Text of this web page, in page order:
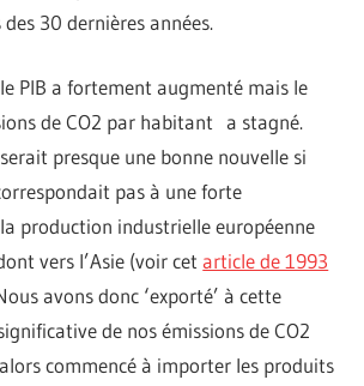
30 dernières années.
PIB a fortement augmenté mais le
de CO2 par habitant a stagné.
presque une bonne nouvelle si
pas à une forte
production industrielle européenne
vers l’Asie (voir cetarticle de 1993
avons donc ‘exporté’ à cette
de nos émissions de CO2
commencé à importer les produits